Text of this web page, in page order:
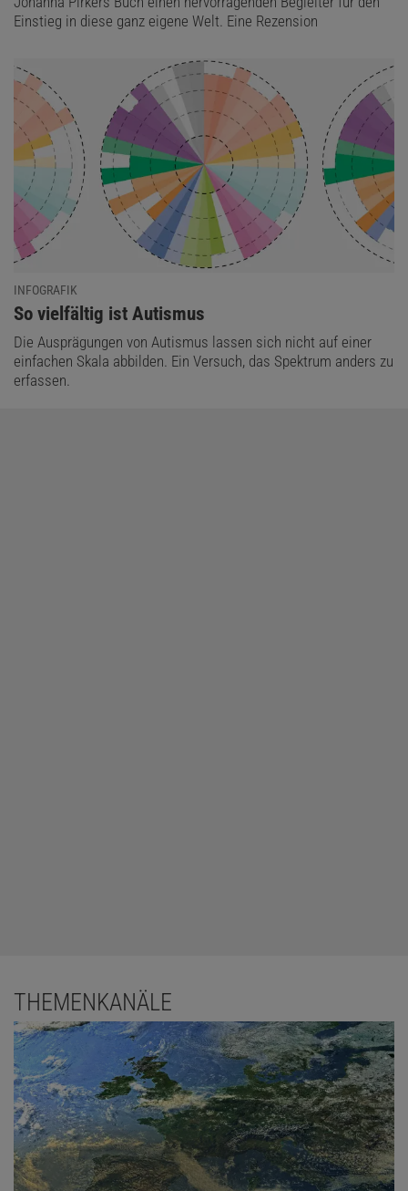
Einstieg in diese ganz eigene Welt. Eine Rezension
INFOGRAFIK
:
So vielfältig ist Autismus
Die Ausprägungen von Autismus lassen sich nicht auf einer
einfachen Skala abbilden. Ein Versuch, das Spektrum anders zu
erfassen.
THEMENKANÄLE